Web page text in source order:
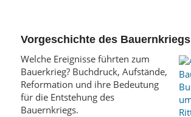
Vorgeschichte des Bauernkriegs
Welche Ereignisse führten zum
Bauerkrieg? Buchdruck, Aufstände,
Reformation und ihre Bedeutung
für die Entstehung des
Bauernkriegs.